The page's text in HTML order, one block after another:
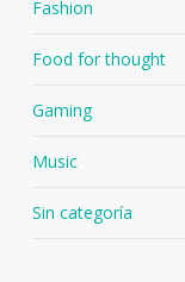
Fashion
Food for thought
Gaming
Music
Sin categoría